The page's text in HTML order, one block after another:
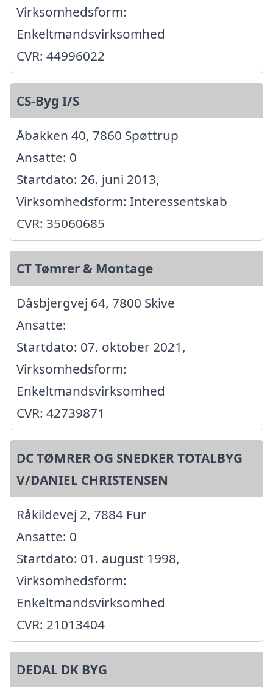
Virksomhedsform:
Enkeltmandsvirksomhed
CVR: 44996022
CS-Byg I/S
Åbakken 40, 7860 Spøttrup
Ansatte: 0
Startdato: 26. juni 2013,
Virksomhedsform: Interessentskab
CVR: 35060685
CT Tømrer & Montage
Dåsbjergvej 64, 7800 Skive
Ansatte:
Startdato: 07. oktober 2021,
Virksomhedsform:
Enkeltmandsvirksomhed
CVR: 42739871
DC TØMRER OG SNEDKER TOTALBYG
V/DANIEL CHRISTENSEN
Råkildevej 2, 7884 Fur
Ansatte: 0
Startdato: 01. august 1998,
Virksomhedsform:
Enkeltmandsvirksomhed
CVR: 21013404
DEDAL DK BYG